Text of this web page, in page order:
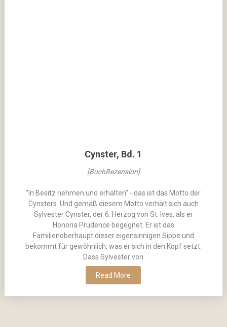
Cynster, Bd. 1
[BuchRezension]
"In Besitz nehmen und erhalten" - das ist das Motto der
Cynsters. Und gemäß diesem Motto verhält sich auch
Sylvester Cynster, der 6. Herzog von St. Ives, als er
Honoria Prudence begegnet. Er ist das
Familienoberhaupt dieser eigensinnigen Sippe und
bekommt für gewöhnlich, was er sich in den Kopf setzt.
Dass Sylvester von
Read More